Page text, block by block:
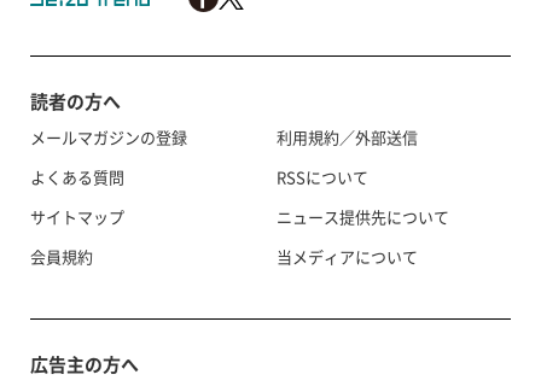
読者の方へ
メールマガジンの登録
よくある質問
サイトマップ
会員規約
利用規約／外部送信
RSSについて
ニュース提供先について
当メディアについて
広告主の方へ